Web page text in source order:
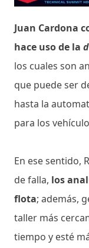
Juan Cardona
hace uso de la
los cuales son
que puede ser
hasta la
para los
En ese sentido,
de falla, los
flota; además,
taller más
tiempo y esté